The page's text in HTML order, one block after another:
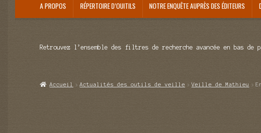
A PROPOS RÉPERTOIRE D’OUITILS NOTRE ENQUÊTE AUPRÈS DES ÉDITEURS
Retrouvez l’ensemble des filtres de recherche avancée en bas de
Accueil Actualités des outils de veille Veille de Mathieu